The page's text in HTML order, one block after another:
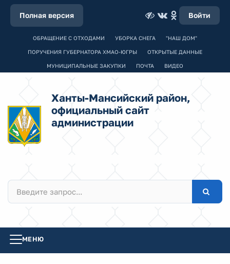
Полная версия Войти
ОБРАЩЕНИЕ С ОТХОДАМИ УБОРКА СНЕГА "НАШ ДОМ"
ПОРУЧЕНИЯ ГУБЕРНАТОРА ХМАО-ЮГРЫ ОТКРЫТЫЕ ДАННЫЕ
МУНИЦИПАЛЬНЫЕ ЗАКУПКИ ПОЧТА ВИДЕО
Ханты-Мансийский район,
официальный сайт
администрации
МЕНЮ